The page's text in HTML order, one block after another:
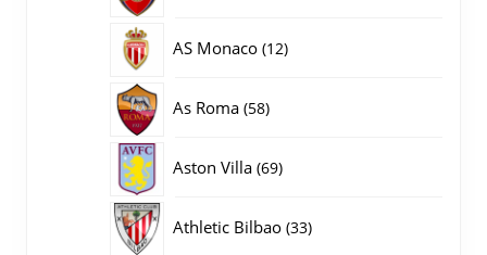
AS Monaco 1212
As Roma 5858
Aston Villa 6969
Athletic Bilbao 3333